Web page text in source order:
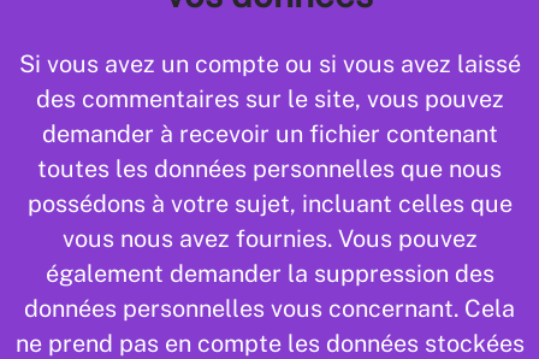
Si vous avez un compte ou si vous avez laissé
des commentaires sur le site, vous pouvez
demander à recevoir un fichier contenant
toutes les données personnelles que nous
possédons à votre sujet, incluant celles que
vous nous avez fournies. Vous pouvez
également demander la suppression des
données personnelles vous concernant. Cela
ne prend pas en compte les données stockées